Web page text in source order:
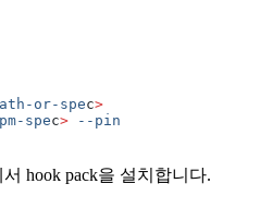
or-spec>
spec> --pin
hook pack을 설치합니다.